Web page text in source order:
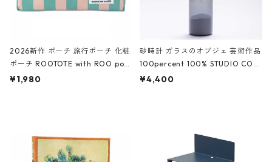
2026新作 ポーチ 旅行ポーチ 化粧
ポーチ ROOTOTE with ROO pou
ch 3532 ルートート WR.ポーチ.ラ
¥1,980
砂時計 ガラスのオブジェ 芸術作品
100percent 100% STUDIO COH
AKU Timeless 100パーセント ス
¥4,400